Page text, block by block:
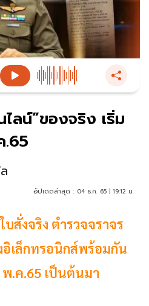
ลน์”ของจริง เริ่ม
อัปเดตล่าสุด : 04 ธ.ค. 65 | 19:12 น.
สั่งจริง ตำรวจจราจร
อิเล็กทรอนิกส์พร้อมกัน
.ค.65 เป็นต้นมา